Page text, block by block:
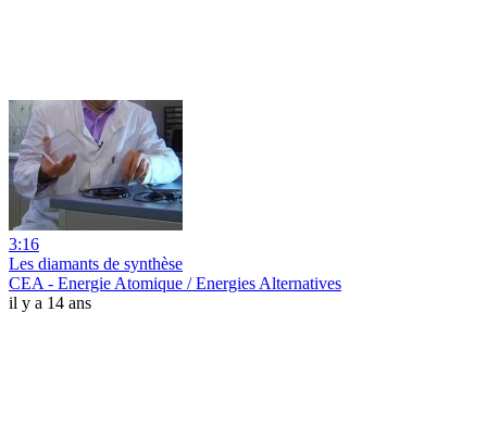
3:16
Les diamants de synthèse
CEA - Energie Atomique / Energies Alternatives
il y a 14 ans